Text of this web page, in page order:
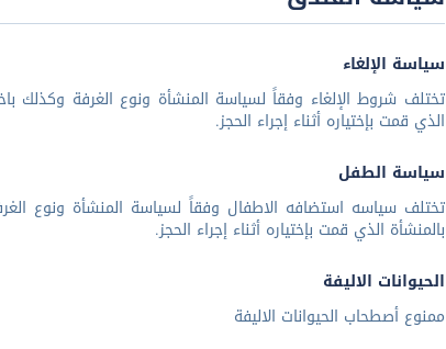
سياسة الإلغاء
تختلف شروط الإلغاء وفقاً لسياسة المنشأة ونوع الغرفة وكذلك
الذي قمت بإختياره أثناء إجراء الحجز.
سياسة الطفل
تختلف سياسه استضافه الاطفال وفقاً لسياسة المنشأة ونوع
بالمنشأة الذي قمت بإختياره أثناء إجراء الحجز.
الحيوانات الاليفة
ممنوع أصطحاب الحيوانات الاليفة